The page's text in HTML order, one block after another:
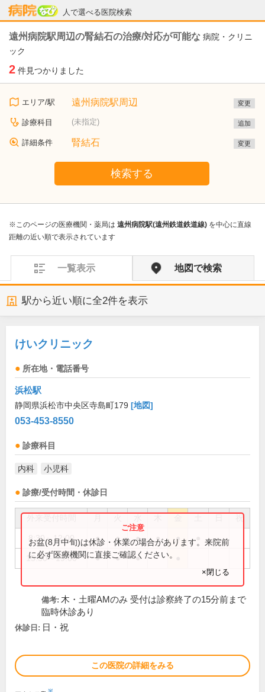
人で選べる医院検索
病院なび
遠州病院駅周辺の腎結石の治療/対応が可能な 病院・クリニ
ック
2 件見つかりました
エリア/駅 遠州病院駅周辺 変更
診療科目 (未指定) 追加
詳細条件 腎結石 変更
検索する
※このページの医療機関・薬局は 遠州病院駅(遠州鉄道鉄道線) を中心に直線
距離の近い順で表示されています
一覧表示 地図で検索
駅から近い順に全2件を表示
けいクリニック
所在地・電話番号
浜松駅
静岡県浜松市中央区寺島町179 [地図]
053-453-8550
診療科目
内科 小児科
診療/受付時間・休診日
祝
8:30～12:00 ● ● ● ● ●
15:30～19:00 ● ● ●
お盆(8月中旬)は休診・休業の場合があります。来院前
に必ず医療機関に直接ご確認ください。
×閉じる
備考: 木・土曜AMのみ 受付は診察終了の15分前まで
臨時休診あり
休診日: 日・祝
この医院の詳細をみる